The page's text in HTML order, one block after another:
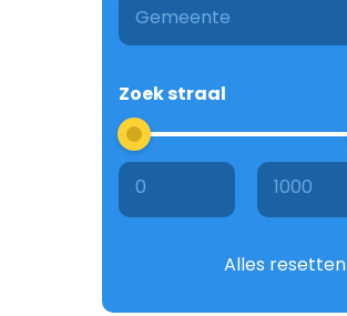
Zoek straal
0 1000
Alles resetten